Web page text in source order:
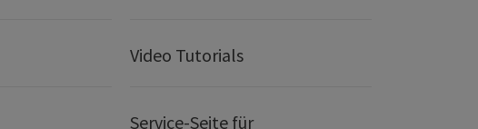
Video Tutorials
Service-Seite für